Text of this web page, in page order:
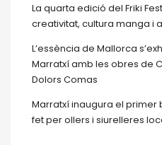
La quarta edició del Friki
creativitat, cultura manga i
L’essència de Mallorca
Marratxí amb les obres de
Dolors Comas
Marratxí inaugura el
fet per ollers i siurelleres